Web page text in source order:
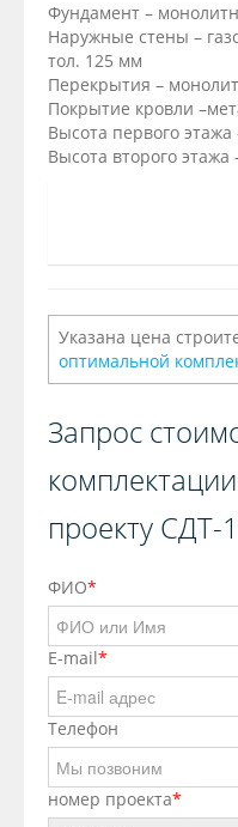
Фундамент –
Наружные стены –
тол. 125 мм
Перекрытия –
Покрытие кровли
Высота первого этажа
Высота второго этажа
Указана цена
оптимальной
Запрос
проекту СДТ-
ФИО*
E-mail*
Телефон
номер проекта*